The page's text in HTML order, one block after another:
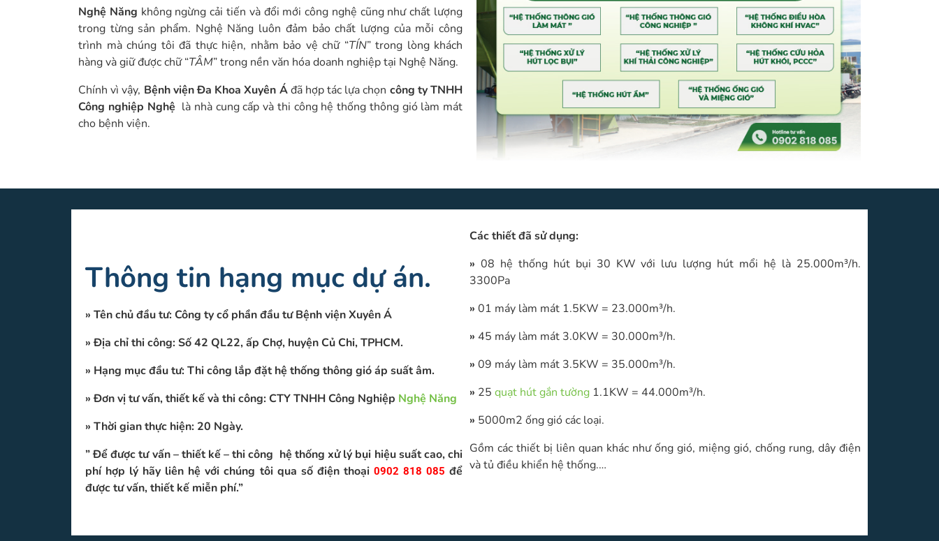
Nghệ Năng không ngừng cải tiến và đổi mới công nghệ cũng như chất lượng
trong từng sản phẩm. Nghệ Năng luôn đảm bảo chất lượng của mỗi công
trình mà chúng tôi đã thực hiện, nhằm bảo vệ chữ “TÍN” trong lòng khách
hàng và giữ được chữ “TÂM” trong nền văn hóa doanh nghiệp tại Nghệ Năng.
Chính vì vậy, Bệnh viện Đa Khoa Xuyên Áđã hợp tác lựa chọn công ty TNHH
Công nghiệp Nghệ là nhà cung cấp và thi công hệ thống thông gió làm mát
cho bệnh viện.
Thông tin hạng mục dự án.
» Tên chủ đầu tư: Công ty cổ phần đầu tư Bệnh viện Xuyên Á
»Địa chỉ thi công: Số 42 QL22, ấp Chợ, huyện Củ Chi, TPHCM.
» Hạng mục đầu tư: Thi công lắp đặt hệ thống thông gió áp suất âm.
» Đơn vị tư vấn, thiết kế và thi công: CTY TNHH Công Nghiệp Nghệ Năng
» Thời gian thực hiện: 20 Ngày.
” Để được tư vấn – thiết kế – thi công hệ thống xử lý bụi hiệu suất cao, chi
phí hợp lý hãy liên hệ với chúng tôi qua số điện thoại 0902 818 085 để
được tư vấn, thiết kế miễn phí.”
Các thiết đã sử dụng:
» 08 hệ thống hút bụi 30 KW với lưu lượng hút mổi hệ là 25.000m³/h.
3300Pa
» 01 máy làm mát 1.5KW = 23.000m³/h.
» 45 máy làm mát 3.0KW = 30.000m³/h.
» 09 máy làm mát 3.5KW = 35.000m³/h.
» 25 quạt hút gắn tường 1.1KW = 44.000m³/h.
» 5000m2 ống gió các loại.
Gồm các thiết bị liên quan khác như ống gió, miệng gió, chống rung, dây điện
và tủ điều khiển hệ thống.…